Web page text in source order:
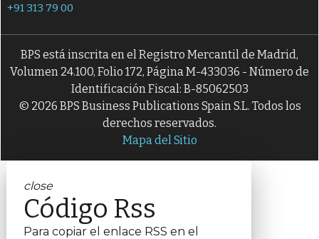
+91 313 79 00
BPS está inscrita en el Registro Mercantil de Madrid,
Volumen 24.100, Folio 172, Página M-433036 - Número de
Identificación Fiscal: B-85062503
© 2026 BPS Business Publications Spain S.L. Todos los
derechos reservados.
Mapa del Sitio
close
Código Rss
Para copiar el enlace RSS en el